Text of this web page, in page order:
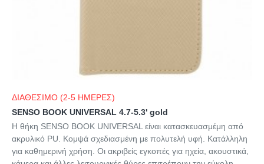
ΔΙΑΘΕΣΙΜΟ (2-5 ΗΜΕΡΕΣ)
SENSO BOOK UNIVERSAL 4.7-5.3' gold
Η θήκη SENSO BOOK UNIVERSAL είναι κατασκευασμέμη από
ακρυλικό PU. Κομψά σχεδιασμένη με πολυτελή υφή. Κατάλληλη
για καθημερινή χρήση. Οι ακριβείς εγκοπές για ηχεία, ακουστικά,